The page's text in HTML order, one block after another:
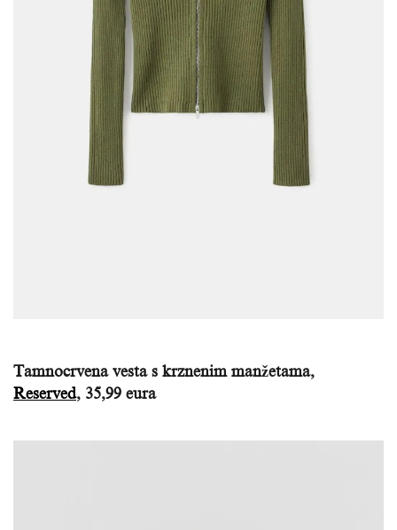
Tamnocrvena vesta s krznenim manžetama,
Reserved, 35,99 eura